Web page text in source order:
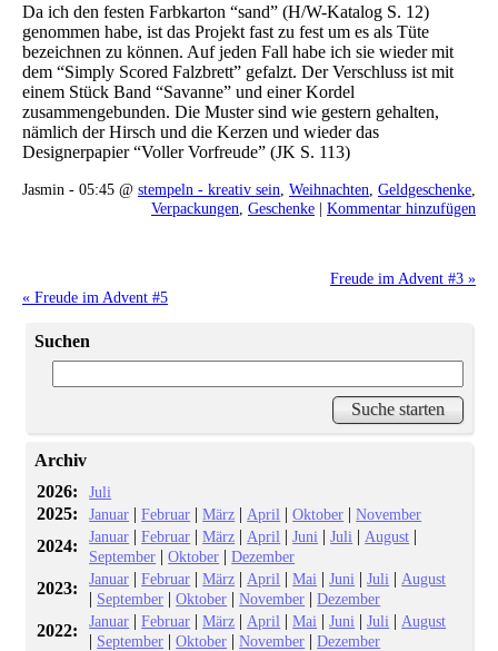
Da ich den festen Farbkarton “sand” (H/W-Katalog S. 12)
genommen habe, ist das Projekt fast zu fest um es als Tüte
bezeichnen zu können. Auf jeden Fall habe ich sie wieder mit
dem “Simply Scored Falzbrett” gefalzt. Der Verschluss ist mit
einem Stück Band “Savanne” und einer Kordel
zusammengebunden. Die Muster sind wie gestern gehalten,
nämlich der Hirsch und die Kerzen und wieder das
Designerpapier “Voller Vorfreude” (JK S. 113)
Jasmin - 05:45 @ stempeln - kreativ sein Weihnachten Geldgeschenke
Verpackungen Geschenke | Kommentar hinzufügen
Freude im Advent #3 »
« Freude im Advent #5
Suchen
Archiv
2026:
Juli
2025: Januar |Februar |März | April |Oktober |November
2024: Januar |Februar |März | April |Juni |Juli | August |
September |Oktober |Dezember
2023: Januar |Februar |März | April |Mai |Juni |Juli | August
| September |Oktober |November |Dezember
2022: Januar |Februar |März | April |Mai |Juni |Juli | August
| September |Oktober |November |Dezember